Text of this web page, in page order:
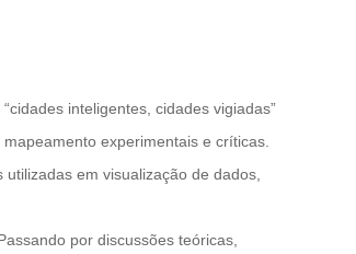
inteligentes, cidades vigiadas”
experimentais e críticas.
em visualização de dados,
por discussões teóricas,